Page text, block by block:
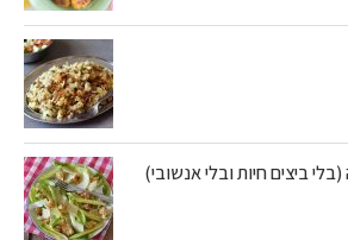
ביצים חיות ובלי אנשובי)